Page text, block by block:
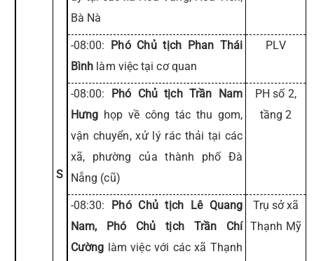
S
Bà Nà
-08:00: Phó Chủ tịch Phan Thái
Bình làm việc tại cơ quan
PLV
-08:00: Phó Chủ tịch Trần Nam
Hưng họp về công tác thu gom,
vận chuyển, xử lý rác thải tại các
xã, phường của thành phố Đà
Nẵng (cũ)
PH số 2,
tầng 2
-08:30: Phó Chủ tịch Lê Quang
Nam, Phó Chủ tịch Trần Chí
Cường làm việc với các xã Thạnh
Trụ sở xã
Thạnh Mỹ